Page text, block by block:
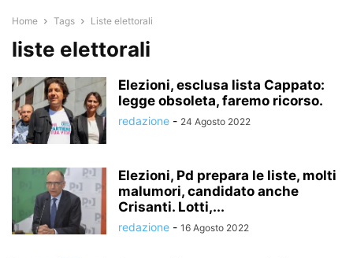
Home Tags Liste elettorali
liste elettorali
Elezioni, esclusa lista Cappato:
legge obsoleta, faremo ricorso.
redazione - 24 Agosto 2022
Elezioni, Pd prepara le liste, molti
malumori, candidato anche
Crisanti. Lotti,...
redazione - 16 Agosto 2022